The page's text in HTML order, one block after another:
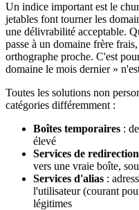
Un indice important est le
jetables font tourner les
une délivrabilité acceptable.
passe à un domaine frère
orthographe proche. C'est
domaine le mois dernier »
Toutes les solutions non
catégories différemment :
Boîtes temporaires :
élevé
Services de redirection
vers une vraie boîte,
Services d'alias :
l'utilisateur (courant
légitimes